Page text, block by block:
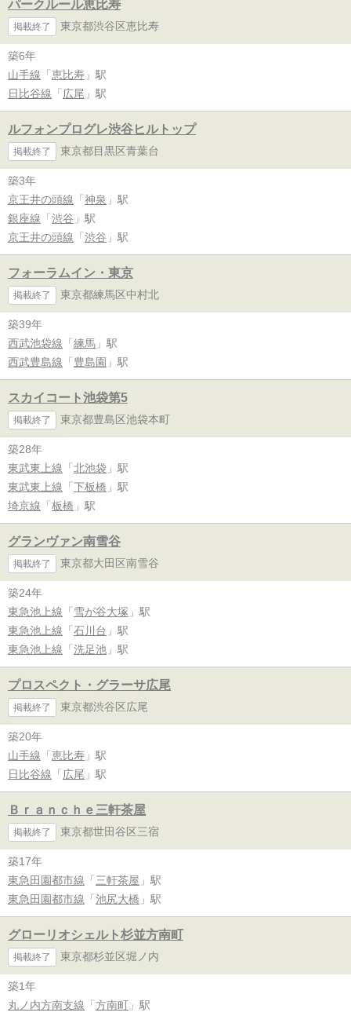
パークルール恵比寿
掲載終了 東京都渋谷区恵比寿
築6年
山手線 「 恵比寿 」駅
日比谷線 「 広尾 」駅
ルフォンプログレ渋谷ヒルトップ
掲載終了 東京都目黒区青葉台
築3年
京王井の頭線 「 神泉 」駅
銀座線 「 渋谷 」駅
京王井の頭線 「 渋谷 」駅
フォーラムイン・東京
掲載終了 東京都練馬区中村北
築39年
西武池袋線 「 練馬 」駅
西武豊島線 「 豊島園 」駅
スカイコート池袋第5
掲載終了 東京都豊島区池袋本町
築28年
東武東上線 「 北池袋 」駅
東武東上線 「 下板橋 」駅
埼京線 「 板橋 」駅
グランヴァン南雪谷
掲載終了 東京都大田区南雪谷
築24年
東急池上線 「 雪が谷大塚 」駅
東急池上線 「 石川台 」駅
東急池上線 「 洗足池 」駅
プロスペクト・グラーサ広尾
掲載終了 東京都渋谷区広尾
築20年
山手線 「 恵比寿 」駅
日比谷線 「 広尾 」駅
Ｂｒａｎｃｈｅ三軒茶屋
掲載終了 東京都世田谷区三宿
築17年
東急田園都市線 「 三軒茶屋 」駅
東急田園都市線 「 池尻大橋 」駅
グローリオシェルト杉並方南町
掲載終了 東京都杉並区堀ノ内
築1年
丸ノ内方南支線 「 方南町 」駅